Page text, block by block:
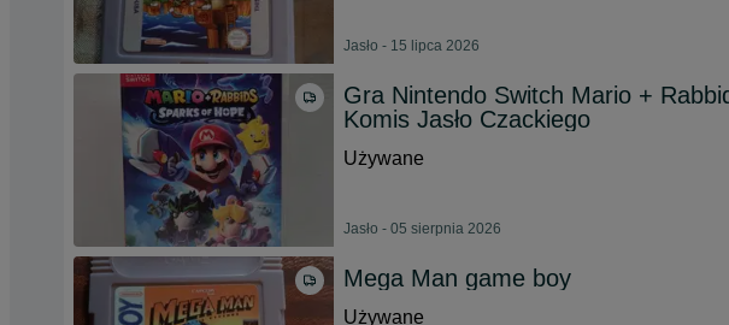
Jasło - 15 lipca 2026
Gra Nintendo Switch Mario +
Komis Jasło Czackiego
Używane
Jasło - 05 sierpnia 2026
Mega Man game boy
Używane